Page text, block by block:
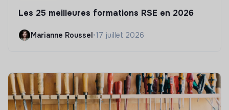
Les 25 meilleures formations RSE en 2026
Marianne Roussel•17 juillet 2026